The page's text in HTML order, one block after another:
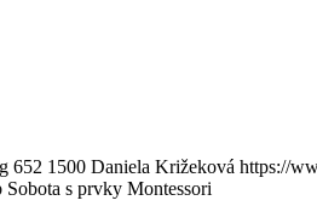
652 1500 Daniela Križeková https://
Sobota s prvky Montessori